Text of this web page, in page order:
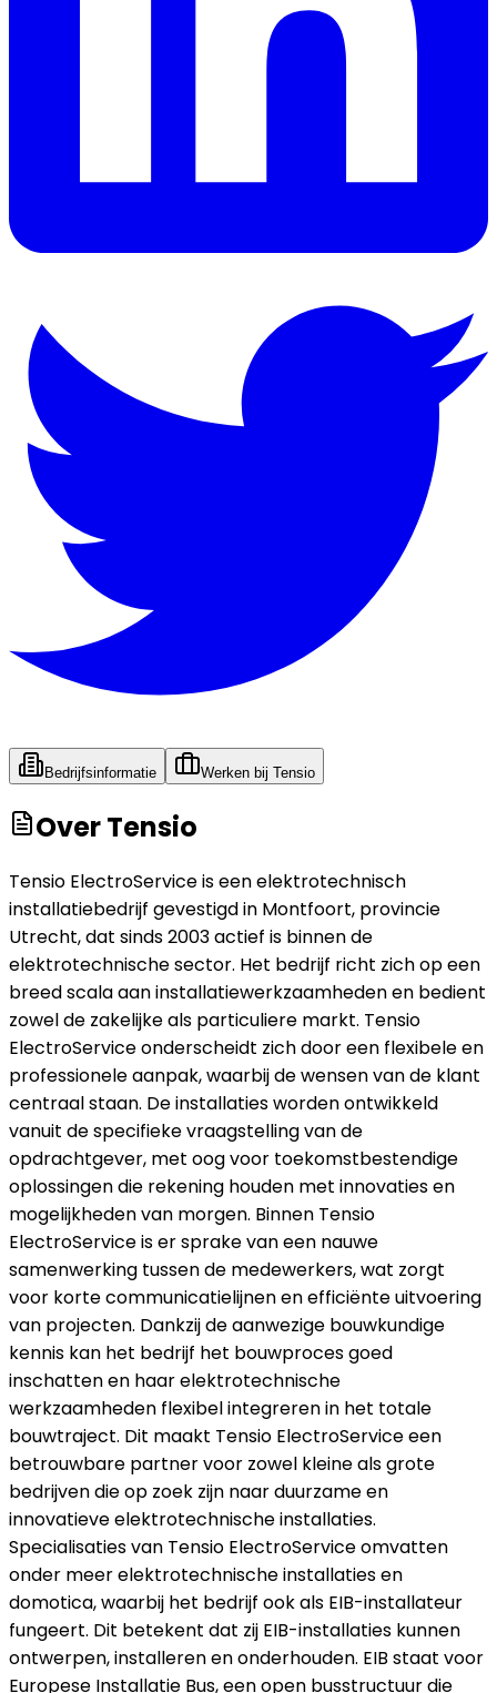
Bedrijfsinformatie Werken bij Tensio
OverTensio
Tensio ElectroService is een elektrotechnisch
installatiebedrijf gevestigd in Montfoort, provincie
Utrecht, dat sinds 2003 actief is binnen de
elektrotechnische sector. Het bedrijf richt zich op een
breed scala aan installatiewerkzaamheden en bedient
zowel de zakelijke als particuliere markt. Tensio
ElectroService onderscheidt zich door een flexibele en
professionele aanpak, waarbij de wensen van de klant
centraal staan. De installaties worden ontwikkeld
vanuit de specifieke vraagstelling van de
opdrachtgever, met oog voor toekomstbestendige
oplossingen die rekening houden met innovaties en
mogelijkheden van morgen. Binnen Tensio
ElectroService is er sprake van een nauwe
samenwerking tussen de medewerkers, wat zorgt
voor korte communicatielijnen en efficiënte uitvoering
van projecten. Dankzij de aanwezige bouwkundige
kennis kan het bedrijf het bouwproces goed
inschatten en haar elektrotechnische
werkzaamheden flexibel integreren in het totale
bouwtraject. Dit maakt Tensio ElectroService een
betrouwbare partner voor zowel kleine als grote
bedrijven die op zoek zijn naar duurzame en
innovatieve elektrotechnische installaties.
Specialisaties van Tensio ElectroService omvatten
onder meer elektrotechnische installaties en
domotica, waarbij het bedrijf ook als EIB-installateur
fungeert. Dit betekent dat zij EIB-installaties kunnen
ontwerpen, installeren en onderhouden. EIB staat voor
Europese Installatie Bus, een open busstructuur die